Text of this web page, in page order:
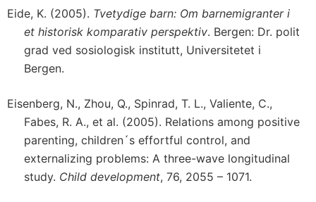
Eide, K. (2005). Tvetydige barn: Om barnemigranter i
et historisk komparativ perspektiv. Bergen: Dr. polit
grad ved sosiologisk institutt, Universitetet i
Bergen.
Eisenberg, N., Zhou, Q., Spinrad, T. L., Valiente, C.,
Fabes, R. A., et al. (2005). Relations among positive
parenting, children´s effortful control, and
externalizing problems: A three-wave longitudinal
study. Child development, 76, 2055 – 1071.